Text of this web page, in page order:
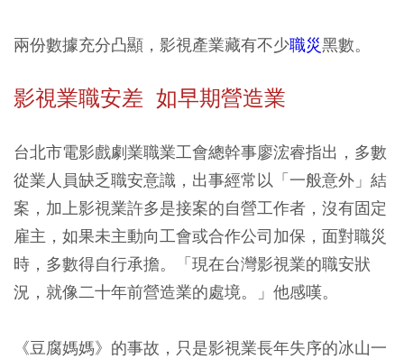
兩份數據充分凸顯，影視產業藏有不少職災黑數。
影視業職安差 如早期營造業
台北市電影戲劇業職業工會總幹事廖浤睿指出，多數
從業人員缺乏職安意識，出事經常以「一般意外」結
案，加上影視業許多是接案的自營工作者，沒有固定
雇主，如果未主動向工會或合作公司加保，面對職災
時，多數得自行承擔。「現在台灣影視業的職安狀
況，就像二十年前營造業的處境。」他感嘆。
《豆腐媽媽》的事故，只是影視業長年失序的冰山一